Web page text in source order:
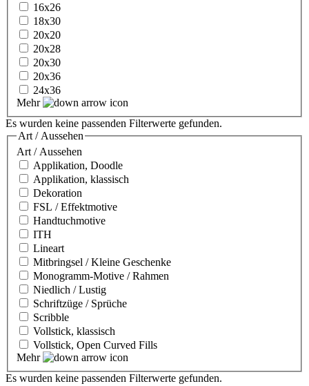
16x26
18x30
20x20
20x28
20x30
20x36
24x36
Mehr
Es wurden keine passenden Filterwerte gefunden.
Art / Aussehen
Art / Aussehen
Applikation, Doodle
Applikation, klassisch
Dekoration
FSL / Effektmotive
Handtuchmotive
ITH
Lineart
Mitbringsel / Kleine Geschenke
Monogramm-Motive / Rahmen
Niedlich / Lustig
Schriftzüge / Sprüche
Scribble
Vollstick, klassisch
Vollstick, Open Curved Fills
Mehr
Es wurden keine passenden Filterwerte gefunden.